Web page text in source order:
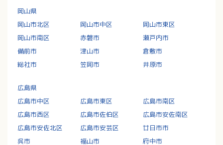
岡山県
岡山市北区
岡山市中区
岡山市東区
岡山市南区
赤磐市
瀬戸内市
備前市
津山市
倉敷市
総社市
笠岡市 井原市
広島県
広島市中区
広島市東区
広島市南区
広島市西区
広島市佐伯区
広島市安佐南区
広島市安佐北区
広島市安芸区
廿日市市
呉市
福山市 府中市